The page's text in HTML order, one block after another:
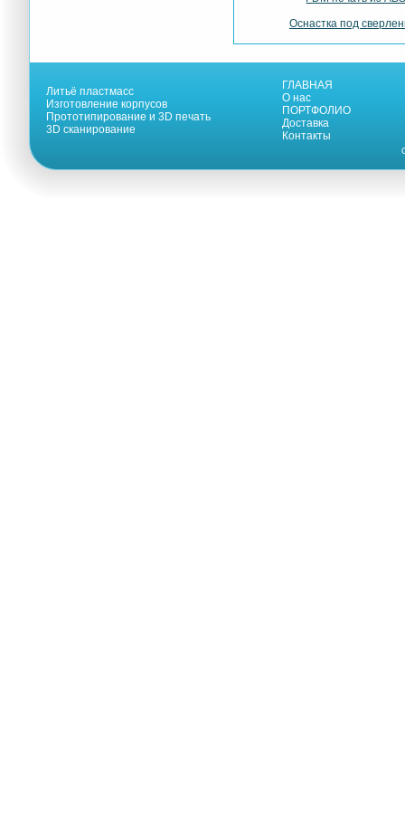
Оснастка под
Литьё пластмасс
Изготовление корпусов
Прототипирование и 3D печать
3D сканирование
ГЛАВНАЯ
О нас
ПОРТФОЛИО
Доставка
Контакты